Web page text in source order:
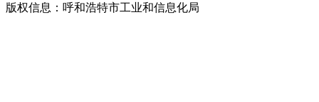
版权信息：呼和浩特市工业和信息化局